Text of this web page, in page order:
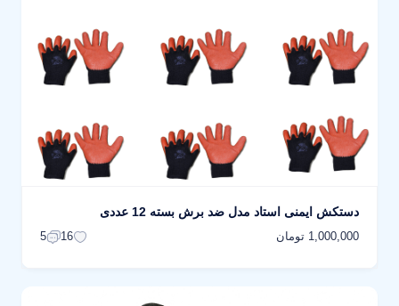
دستکش ایمنی استاد مدل ضد برش بسته 12 عددی
1,000,000 تومان 16
5